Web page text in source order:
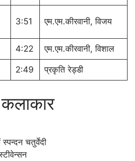
3:51 एम.एम.कीरवानी, विजय
4:22 एम.एम.कीरवानी, विशाल
2:49 प्रकृति रेड्डी
चतुर्वेदी